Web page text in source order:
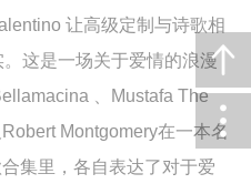
让高级定制与诗歌相
这是一场关于爱情的浪漫
、Mustafa The
Montgomery在一本名
集里，各自表达了对于爱